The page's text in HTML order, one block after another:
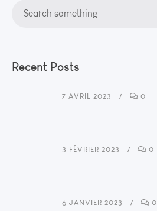
Recent Posts
7 AVRIL 2023 0
3 FÉVRIER 2023 0
6 JANVIER 2023 0